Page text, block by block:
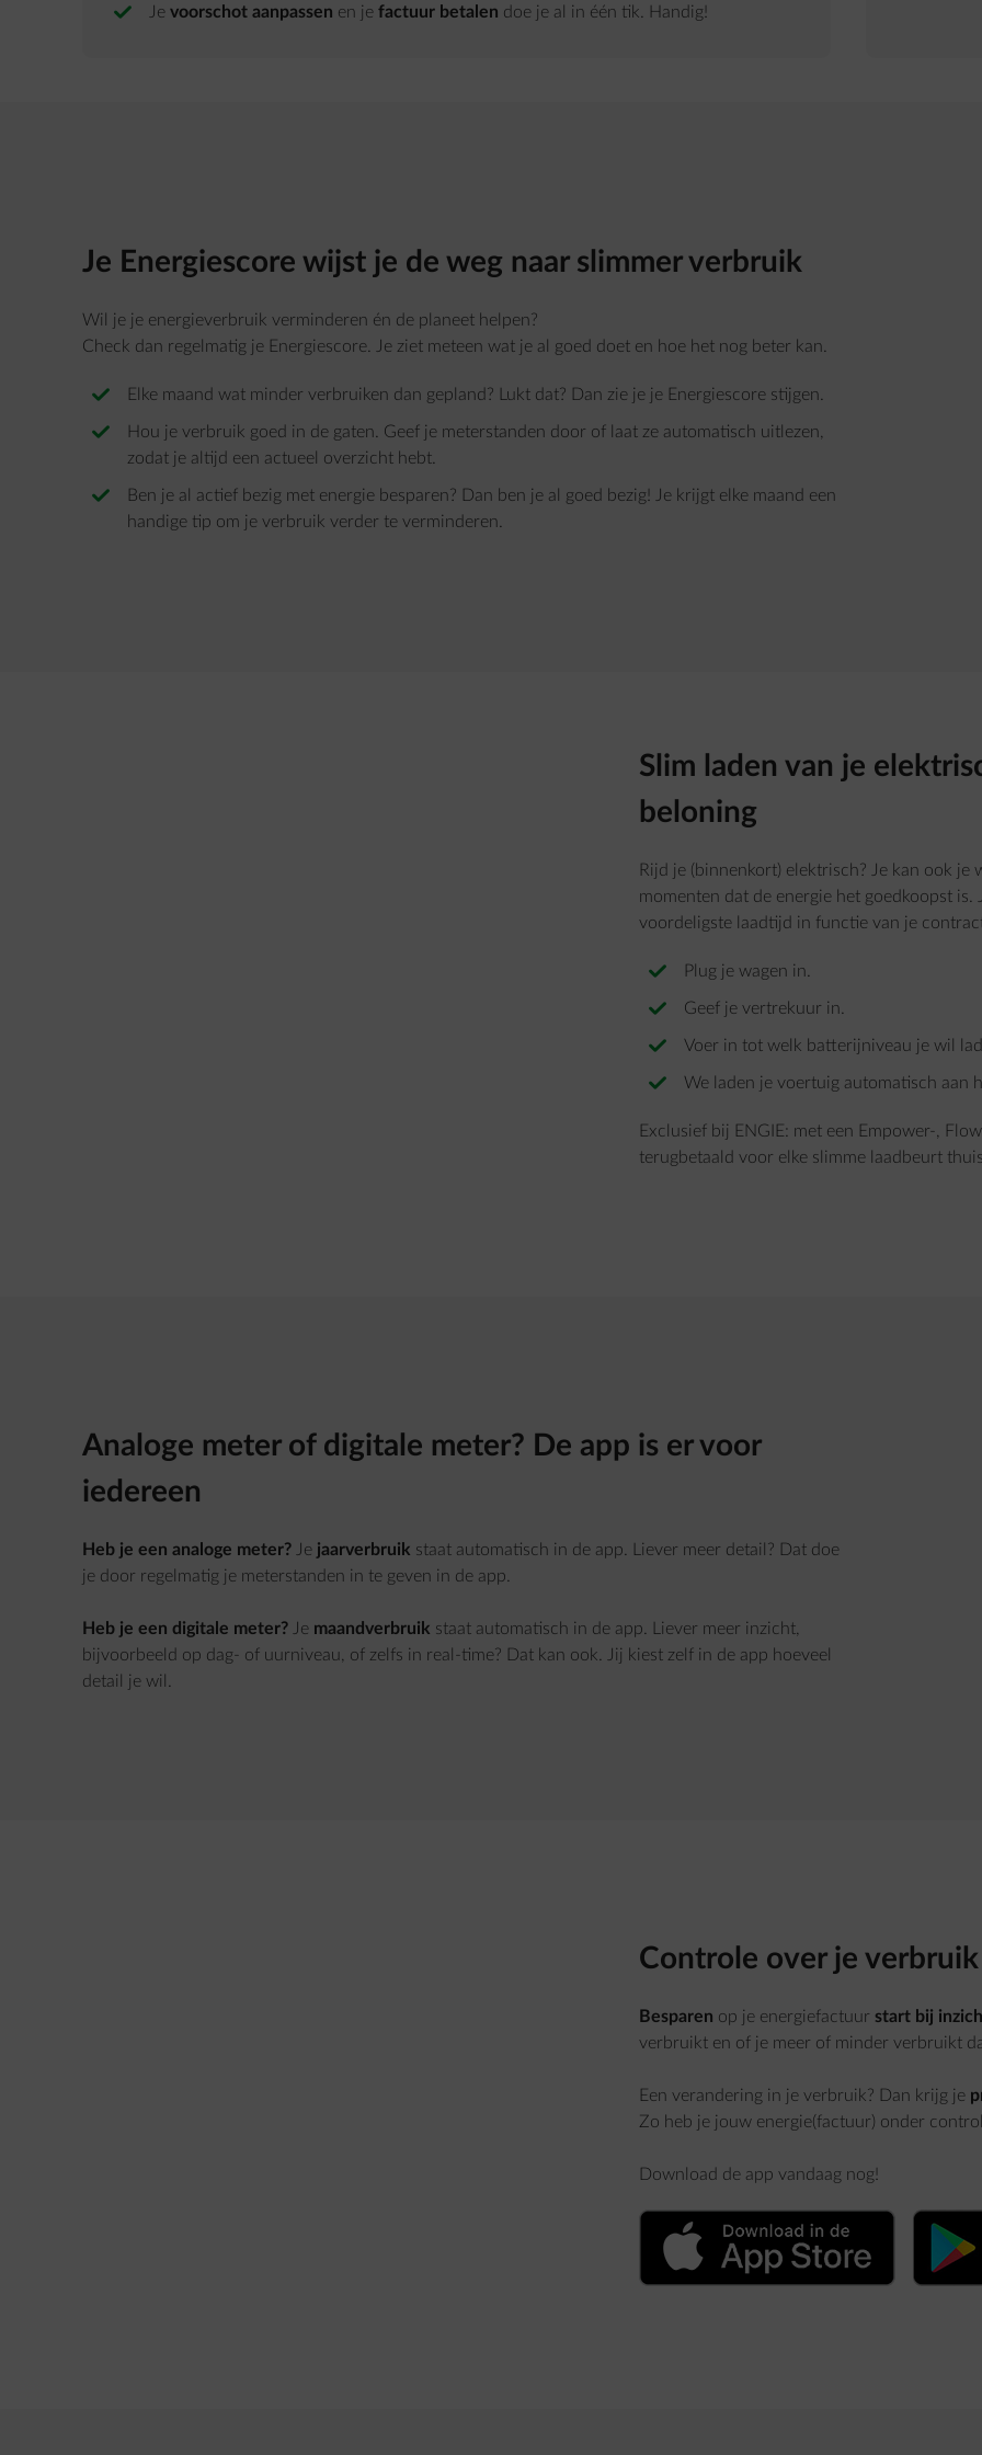
Je voorschot aanpassen en je factuur betalen doe je al in één tik. Handig!
Je Energiescore wijst je de weg naar slimmer verbruik
Wil je je energieverbruik verminderen én de planeet helpen?
Check dan regelmatig je Energiescore. Je ziet meteen wat je al goed doet en hoe het nog beter kan.
Elke maand wat minder verbruiken dan gepland? Lukt dat? Dan zie je je Energiescore stijgen.
Hou je verbruik goed in de gaten. Geef je meterstanden door of laat ze automatisch uitlezen,
zodat je altijd een actueel overzicht hebt.
Ben je al actief bezig met energie besparen? Dan ben je al goed bezig! Je krijgt elke maand een
handige tip om je verbruik verder te verminderen.
Slim laden van je
beloning
Rijd je (binnenkort) elektrisch? Je kan ook je
momenten dat de energie het goedkoopst
voordeligste laadtijd in functie van je
Plug je wagen in.
Geef je vertrekuur in.
Voer in tot welk batterijniveau je wil
We laden je voertuig automatisch aan
Exclusief bij ENGIE: met een Empower-,
terugbetaald voor elke slimme laadbeurt
Analoge meter of digitale meter? De app is er voor
iedereen
Heb je een analoge meter? Je jaarverbruik staat automatisch in de app. Liever meer detail? Dat doe
je door regelmatig je meterstanden in te geven in de app.
Heb je een digitale meter? Je maandverbruik staat automatisch in de app. Liever meer inzicht,
bijvoorbeeld op dag- of uurniveau, of zelfs in real-time? Dat kan ook. Jij kiest zelf in de app hoeveel
detail je wil.
Controle over je
Besparen op je energiefactuur start bij
verbruikt en of je meer of minder verbruikt
Een verandering in je verbruik? Dan krijg je
Zo heb je jouw energie(factuur) onder
Download de app vandaag nog!